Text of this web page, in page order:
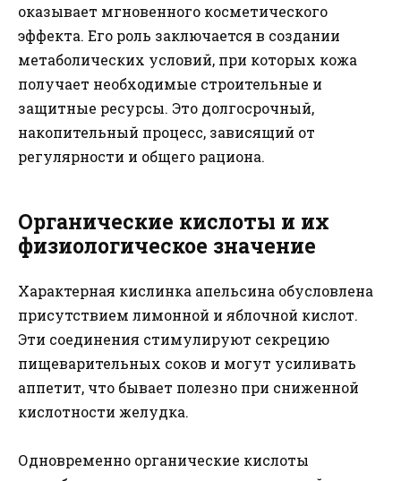
оказывает мгновенного косметического
эффекта. Его роль заключается в создании
метаболических условий, при которых кожа
получает необходимые строительные и
защитные ресурсы. Это долгосрочный,
накопительный процесс, зависящий от
регулярности и общего рациона.
Органические кислоты и их
физиологическое значение
Характерная кислинка апельсина обусловлена
присутствием лимонной и яблочной кислот.
Эти соединения стимулируют секрецию
пищеварительных соков и могут усиливать
аппетит, что бывает полезно при сниженной
кислотности желудка.
Одновременно органические кислоты